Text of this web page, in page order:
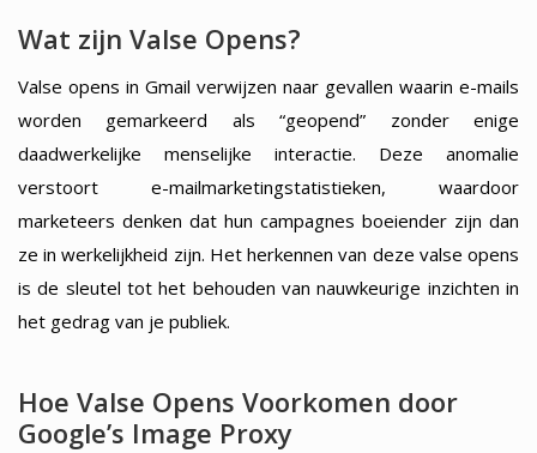
Wat zijn Valse Opens?
Valse opens in Gmail verwijzen naar gevallen waarin e-mails
worden gemarkeerd als “geopend” zonder enige
daadwerkelijke menselijke interactie. Deze anomalie
verstoort e-mailmarketingstatistieken, waardoor
marketeers denken dat hun campagnes boeiender zijn dan
ze in werkelijkheid zijn. Het herkennen van deze valse opens
is de sleutel tot het behouden van nauwkeurige inzichten in
het gedrag van je publiek.
Hoe Valse Opens Voorkomen door
Google’s Image Proxy